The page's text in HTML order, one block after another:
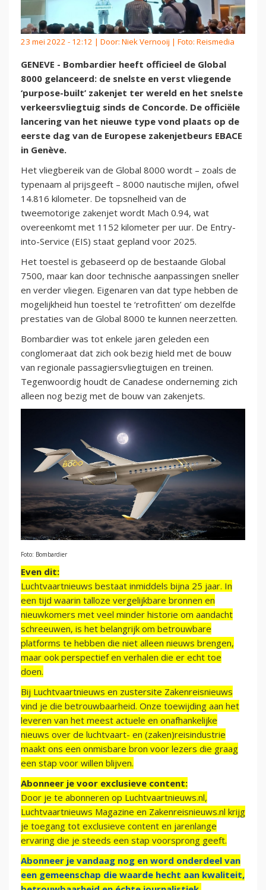
23 mei 2022 - 12:12 | Door: Niek Vernooij | Foto: Reismedia
GENEVE - Bombardier heeft officieel de Global
8000 gelanceerd: de snelste en verst vliegende
‘purpose-built’ zakenjet ter wereld en het snelste
verkeersvliegtuig sinds de Concorde. De officiële
lancering van het nieuwe type vond plaats op de
eerste dag van de Europese zakenjetbeurs EBACE
in Genève.
Het vliegbereik van de Global 8000 wordt – zoals de
typenaam al prijsgeeft – 8000 nautische mijlen, ofwel
14.816 kilometer. De topsnelheid van de
tweemotorige zakenjet wordt Mach 0.94, wat
overeenkomt met 1152 kilometer per uur. De Entry-
into-Service (EIS) staat gepland voor 2025.
Het toestel is gebaseerd op de bestaande Global
7500, maar kan door technische aanpassingen sneller
en verder vliegen. Eigenaren van dat type hebben de
mogelijkheid hun toestel te ‘retrofitten’ om dezelfde
prestaties van de Global 8000 te kunnen neerzetten.
Bombardier was tot enkele jaren geleden een
conglomeraat dat zich ook bezig hield met de bouw
van regionale passagiersvliegtuigen en treinen.
Tegenwoordig houdt de Canadese onderneming zich
alleen nog bezig met de bouw van zakenjets.
Foto: Bombardier
Even dit:
Luchtvaartnieuws bestaat inmiddels bijna 25 jaar. In
een tijd waarin talloze vergelijkbare bronnen en
nieuwkomers met veel minder historie om aandacht
schreeuwen, is het belangrijk om betrouwbare
platforms te hebben die niet alleen nieuws brengen,
maar ook perspectief en verhalen die er echt toe
doen.
Bij Luchtvaartnieuws en zustersite Zakenreisnieuws
vind je die betrouwbaarheid. Onze toewijding aan het
leveren van het meest actuele en onafhankelijke
nieuws over de luchtvaart- en (zaken)reisindustrie
maakt ons een onmisbare bron voor lezers die graag
een stap voor willen blijven.
Abonneer je voor exclusieve content:
Door je te abonneren op Luchtvaartnieuws.nl,
Luchtvaartnieuws Magazine en Zakenreisnieuws.nl krijg
je toegang tot exclusieve content en jarenlange
ervaring die je steeds een stap voorsprong geeft.
Abonneer je vandaag nog en word onderdeel van
een gemeenschap die waarde hecht aan kwaliteit,